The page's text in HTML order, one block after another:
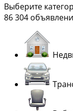
Выберите
86 304